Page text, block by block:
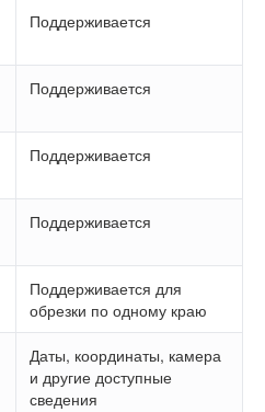
Поддерживается
Поддерживается
Поддерживается
Поддерживается
Поддерживается для
обрезки по одному краю
Даты, координаты, камера
и другие доступные
сведения